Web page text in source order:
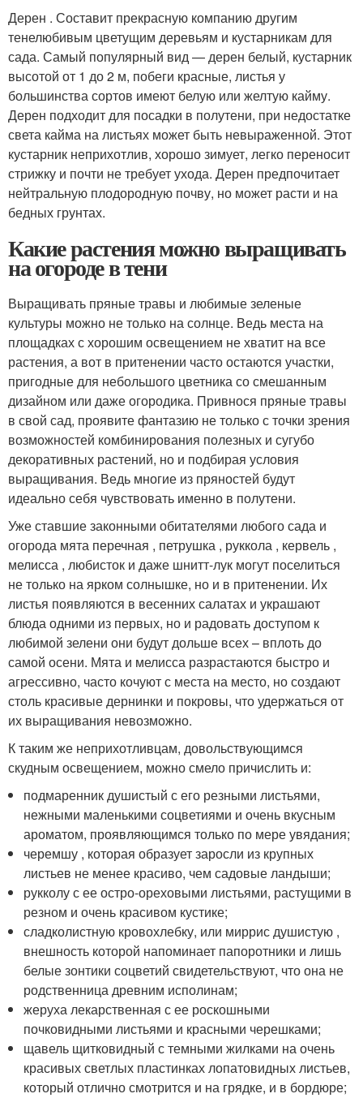
Дерен . Составит прекрасную компанию другим
тенелюбивым цветущим деревьям и кустарникам для
сада. Самый популярный вид — дерен белый, кустарник
высотой от 1 до 2 м, побеги красные, листья у
большинства сортов имеют белую или желтую кайму.
Дерен подходит для посадки в полутени, при недостатке
света кайма на листьях может быть невыраженной. Этот
кустарник неприхотлив, хорошо зимует, легко переносит
стрижку и почти не требует ухода. Дерен предпочитает
нейтральную плодородную почву, но может расти и на
бедных грунтах.
Какие растения можно выращивать
на огороде в тени
Выращивать пряные травы и любимые зеленые
культуры можно не только на солнце. Ведь места на
площадках с хорошим освещением не хватит на все
растения, а вот в притенении часто остаются участки,
пригодные для небольшого цветника со смешанным
дизайном или даже огородика. Привнося пряные травы
в свой сад, проявите фантазию не только с точки зрения
возможностей комбинирования полезных и сугубо
декоративных растений, но и подбирая условия
выращивания. Ведь многие из пряностей будут
идеально себя чувствовать именно в полутени.
Уже ставшие законными обитателями любого сада и
огорода мята перечная , петрушка , руккола , кервель ,
мелисса , любисток и даже шнитт-лук могут поселиться
не только на ярком солнышке, но и в притенении. Их
листья появляются в весенних салатах и украшают
блюда одними из первых, но и радовать доступом к
любимой зелени они будут дольше всех – вплоть до
самой осени. Мята и мелисса разрастаются быстро и
агрессивно, часто кочуют с места на место, но создают
столь красивые дернинки и покровы, что удержаться от
их выращивания невозможно.
К таким же неприхотливцам, довольствующимся
скудным освещением, можно смело причислить и:
подмаренник душистый с его резными листьями,
нежными маленькими соцветиями и очень вкусным
ароматом, проявляющимся только по мере увядания;
черемшу , которая образует заросли из крупных
листьев не менее красиво, чем садовые ландыши;
рукколу с ее остро-ореховыми листьями, растущими в
резном и очень красивом кустике;
сладколистную кровохлебку, или миррис душистую ,
внешность которой напоминает папоротники и лишь
белые зонтики соцветий свидетельствуют, что она не
родственница древним исполинам;
жеруха лекарственная с ее роскошными
почковидными листьями и красными черешками;
щавель щитковидный с темными жилками на очень
красивых светлых пластинках лопатовидных листьев,
который отлично смотрится и на грядке, и в бордюре;